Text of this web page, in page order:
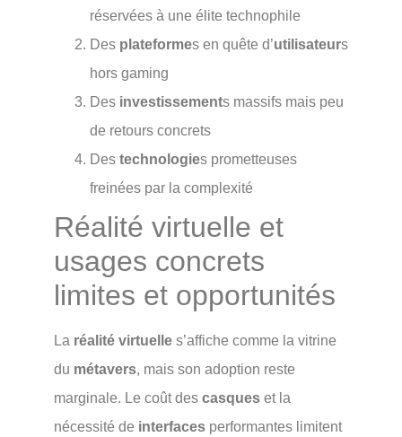
réservées à une élite technophile
Des plateformes en quête d’utilisateurs
hors gaming
Des investissements massifs mais peu
de retours concrets
Des technologies prometteuses
freinées par la complexité
Réalité virtuelle et
usages concrets
limites et opportunités
La réalité virtuelle s’affiche comme la vitrine
du métavers, mais son adoption reste
marginale. Le coût des casques et la
nécessité de interfaces performantes limitent